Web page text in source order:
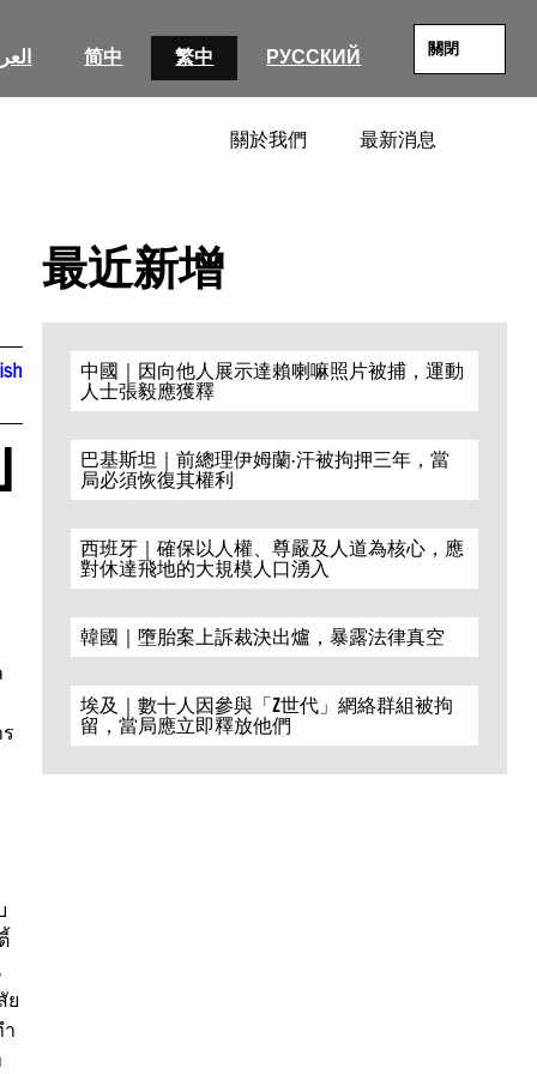
简中 繁中 РУССКИЙ 關閉
關於我們 最新消息
ย
最近新增
中國｜因向他人展示達賴喇嘛照片被捕，運動
人士張毅應獲釋
巴基斯坦｜前總理伊姆蘭·汗被拘押三年，當
局必須恢復其權利
西班牙｜確保以人權、尊嚴及人道為核心，應
對休達飛地的大規模人口湧入
韓國｜墮胎案上訴裁決出爐，暴露法律真空
埃及｜數十人因參與「Z世代」網絡群組被拘
留，當局應立即釋放他們